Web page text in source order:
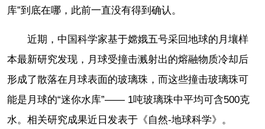
库”到底在哪，此前一直没有得到确认。
近期，中国科学家基于嫦娥五号采回地球的月壤样
本最新研究发现，月球受撞击溅射出的熔融物质冷却后
形成了散落在月球表面的玻璃珠，而这些撞击玻璃珠可
能是月球的“迷你水库”—— 1吨玻璃珠中平均可含500克
水。相关研究成果近日发表于《自然-地球科学》。